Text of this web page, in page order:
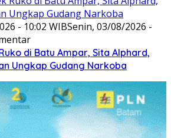
- 10:02 WIBSenin, 03/08/2026 -
di Batu Ampar, Sita Alphard,
Ungkap Gudang Narkoba